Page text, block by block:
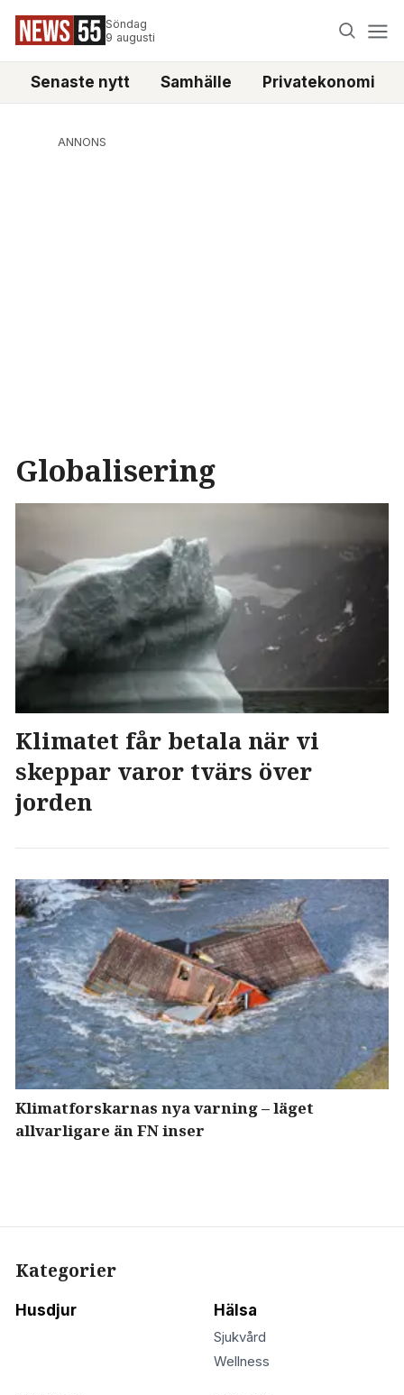
Söndag
9 augusti
Senaste nytt Samhälle Privatekonomi
ANNONS
Globalisering
Klimatet får betala när vi
skeppar varor tvärs över
jorden
Klimatforskarnas nya varning – läget
allvarligare än FN inser
Kategorier
Husdjur Hälsa
Sjukvård
Wellness